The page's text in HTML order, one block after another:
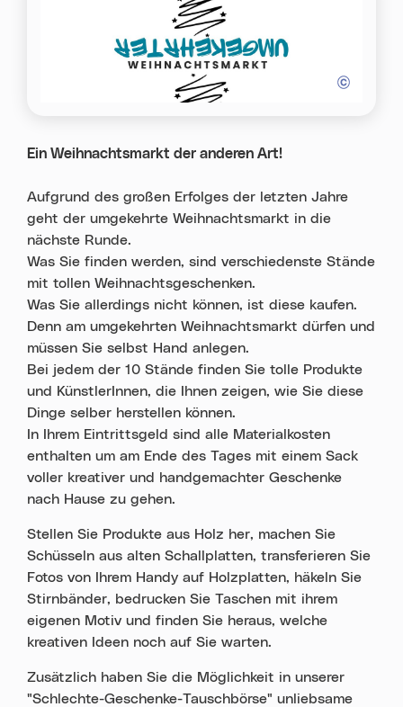
Ein Weihnachtsmarkt der anderen Art!
Aufgrund des großen Erfolges der letzten Jahre
geht der umgekehrte Weihnachtsmarkt in die
nächste Runde.
Was Sie finden werden, sind verschiedenste Stände
mit tollen Weihnachtsgeschenken.
Was Sie allerdings nicht können, ist diese kaufen.
Denn am umgekehrten Weihnachtsmarkt dürfen und
müssen Sie selbst Hand anlegen.
Bei jedem der 10 Stände finden Sie tolle Produkte
und KünstlerInnen, die Ihnen zeigen, wie Sie diese
Dinge selber herstellen können.
In Ihrem Eintrittsgeld sind alle Materialkosten
enthalten um am Ende des Tages mit einem Sack
voller kreativer und handgemachter Geschenke
nach Hause zu gehen.
Stellen Sie Produkte aus Holz her, machen Sie
Schüsseln aus alten Schallplatten, transferieren Sie
Fotos von Ihrem Handy auf Holzplatten, häkeln Sie
Stirnbänder, bedrucken Sie Taschen mit ihrem
eigenen Motiv und finden Sie heraus, welche
kreativen Ideen noch auf Sie warten.
Zusätzlich haben Sie die Möglichkeit in unserer
"Schlechte-Geschenke-Tauschbörse" unliebsame